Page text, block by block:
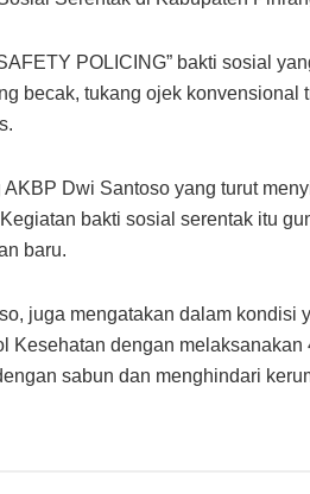
POLICING” bakti sosial
becak, tukang ojek
Dwi Santoso yang turut
bakti sosial serentak itu
baru.
juga mengatakan dalam kondisi
Kesehatan dengan
sabun dan menghindari